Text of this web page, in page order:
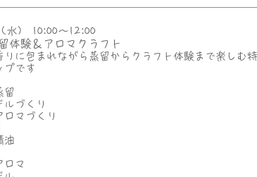
(水) 10:00～12:00
体験＆アロマクラフト
りに包まれながら蒸留からクラフト体験まで楽しむ特
プです
留
ルづくり
ロマづくり
油
ロマ